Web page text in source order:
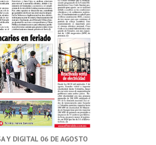
Y DIGITAL 06 DE AGOSTO